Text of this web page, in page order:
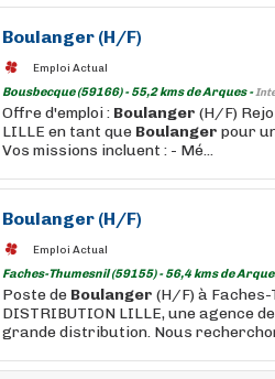
Boulanger (H/F)
Emploi Actual
Bousbecque (59166) - 55,2 kms de Arques -
Offre d'emploi : Boulanger (H/F)
LILLE en tant que Boulanger pour
Vos missions incluent : - Mé...
Boulanger (H/F)
Emploi Actual
Faches-Thumesnil (59155) - 56,4 kms de
Poste de Boulanger (H/F) à Faches-
DISTRIBUTION LILLE, une agence
grande distribution. Nous